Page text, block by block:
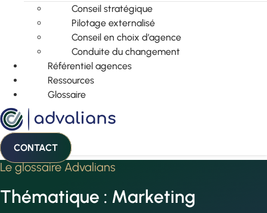
Conseil stratégique
Pilotage externalisé
Conseil en choix d’agence
Conduite du changement
Référentiel agences
Ressources
Glossaire
CONTACT
Le glossaire Advalians
Thématique : Marketing